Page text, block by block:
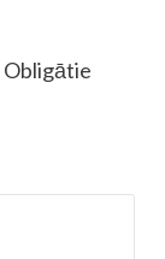
Obligātie